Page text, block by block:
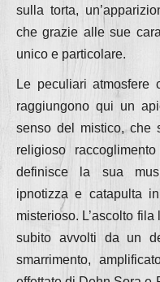
sulla torta,
che grazie alle sue
unico e particolare.
Le peculiari atmosfere
raggiungono qui un
senso del mistico, che
religioso
definisce la sua
ipnotizza e catapulta
misterioso. L’ascolto
subito avvolti da un
smarrimento,